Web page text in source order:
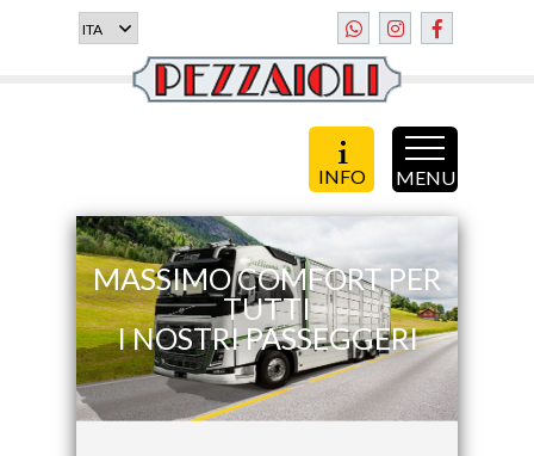
MENU
INFO
MASSIMO COMFORT PER
TUTTI
I NOSTRI PASSEGGERI